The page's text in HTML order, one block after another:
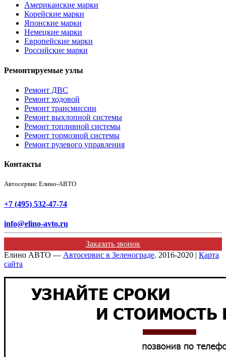
Американские марки
Корейские марки
Японские марки
Немецкие марки
Европейские марки
Российские марки
Ремонтируемые узлы
Ремонт ДВС
Ремонт ходовой
Ремонт трансмиссии
Ремонт выхлопной системы
Ремонт топливной системы
Ремонт тормозной системы
Ремонт рулевого управления
Контакты
Автосервис Елино-АВТО
+7 (495) 532-47-74
info@elino-avto.ru
Заказать звонок
Елино АВТО — Автосервис в Зеленограде. 2016-2020 | Карта
сайта